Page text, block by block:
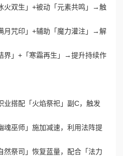
火双生」+被动「元素共鸣」→触
月咒印」+辅助「魔力灌注」→解
界」+「寒霜再生」→提升持续作
业搭配「火焰祭祀」副C，触发
魂巫师」施加减速，利用法阵提
然祭司」恢复蓝量，配合「法力